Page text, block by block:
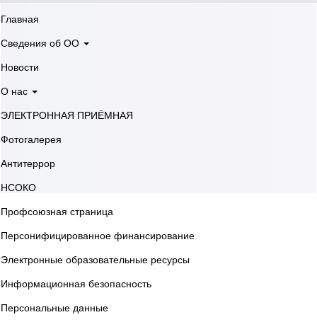
Главная
Сведения об ОО
Новости
О нас
ЭЛЕКТРОННАЯ ПРИЁМНАЯ
Фотогалерея
Антитеррор
НСОКО
Профсоюзная страница
Персонифицированное финансирование
Электронные образовательные ресурсы
Информационная безопасность
Персональные данные